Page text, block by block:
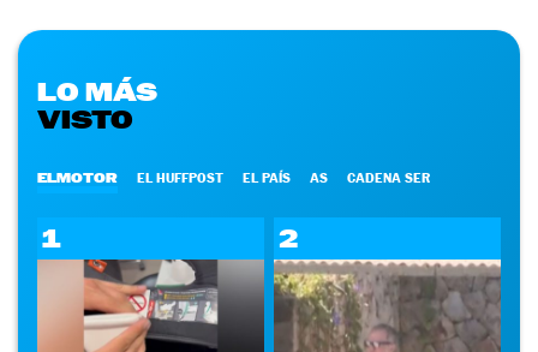
LO MÁS
VISTO
ELMOTOR EL HUFFPOST EL PAÍS AS CADENA SER
1 2